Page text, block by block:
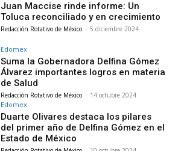
Juan Maccise rinde informe: Un
Toluca reconciliado y en crecimiento
Redacción Rotativo de México - 5 diciembre 2024
Edomex
Suma la Gobernadora Delfina Gómez
Álvarez importantes logros en materia
de Salud
Redacción Rotativo de México - 14 octubre 2024
Edomex
Duarte Olivares destaca los pilares
del primer año de Delfina Gómez en el
Estado de México